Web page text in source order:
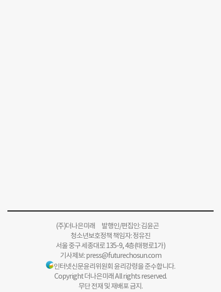
(주)더나은미래 발행인/편집인: 김윤곤
청소년보호정책 책임자: 정유진
서울 중구 세종대로 135-9, 4층(태평로1가)
기사제보:press@futurechosun.com
인터넷신문윤리위원회 윤리강령을 준수합니다.
Copyright 더나은미래 All rights reserved.
무단 전재 및 재배포 금지.